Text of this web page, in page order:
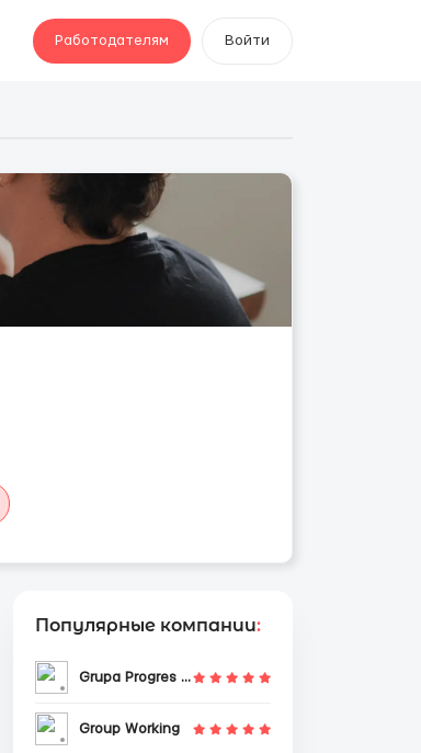
Работодателям Войти
Популярные компании:
Grupa Progres Sp. z o.o.
Group Working